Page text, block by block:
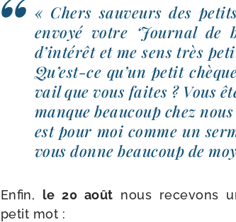
« Chers sau­veurs des
envoyé votre ‘Journal de
d’intérêt et me sens très
Qu’est-ce qu’un petit
vail que vous faites ? Vous
manque beau­coup chez
est pour moi comme un
vous donne beau­coup de
Enfin, le 20 août nous rece­vons
petit mot :